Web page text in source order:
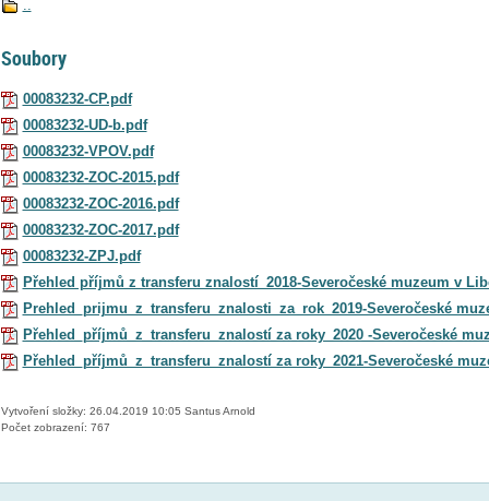
..
Soubory
00083232-CP.pdf
00083232-UD-b.pdf
00083232-VPOV.pdf
00083232-ZOC-2015.pdf
00083232-ZOC-2016.pdf
00083232-ZOC-2017.pdf
00083232-ZPJ.pdf
Přehled příjmů z transferu znalostí_2018-Severočeské muzeum v
Prehled_prijmu_z_transferu_znalosti_za_rok_2019-Severočeské
Přehled_příjmů_z_transferu_znalostí za roky_2020 -Severočeské
Přehled_příjmů_z_transferu_znalostí za roky_2021-Severočeské
Vytvoření složky: 26.04.2019 10:05 Santus Arnold
Počet zobrazení: 767